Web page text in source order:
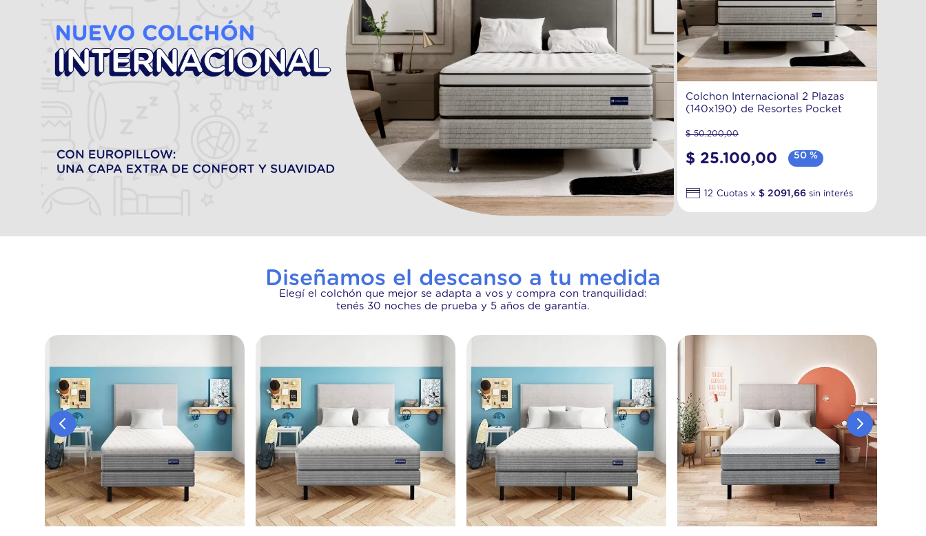
Colchon Internacional 2 Plazas
(140x190) de Resortes Pocket
$ 50.200,00
$ 25.100,00 50 %
12 $ 2091,66
Diseñamos el descanso a tu medida
Elegí el colchón que mejor se adapta a vos y compra con tranquilidad:
tenés 30 noches de prueba y 5 años de garantía.